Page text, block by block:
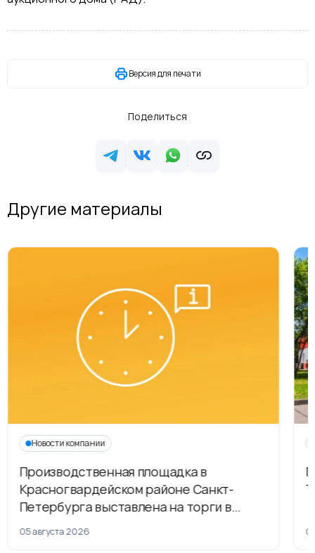
Версия для печати
Поделиться
Другие материалы
Новости компании
Производственная площадка в
Красногвардейском районе Санкт-
Петербурга выставлена на торги в
05 августа 2026